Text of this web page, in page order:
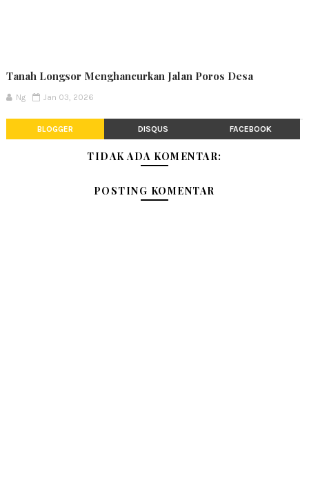
Tanah Longsor Menghancurkan Jalan Poros Desa
Ng Jan 03, 2026
BLOGGER DISQUS FACEBOOK
TIDAK ADA KOMENTAR:
POSTING KOMENTAR